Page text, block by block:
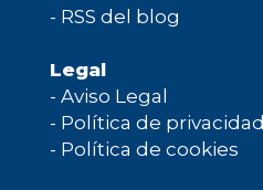
- RSS del blog
Legal
- Aviso Legal
- Política de privacidad
- Política de cookies